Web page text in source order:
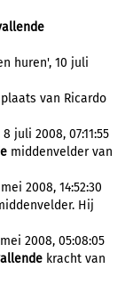
huren', 10 juli
plaats van Ricardo
juli 2008, 07:11:55
middenvelder van
2008, 14:52:30
Hij
2008, 05:08:05
kracht van